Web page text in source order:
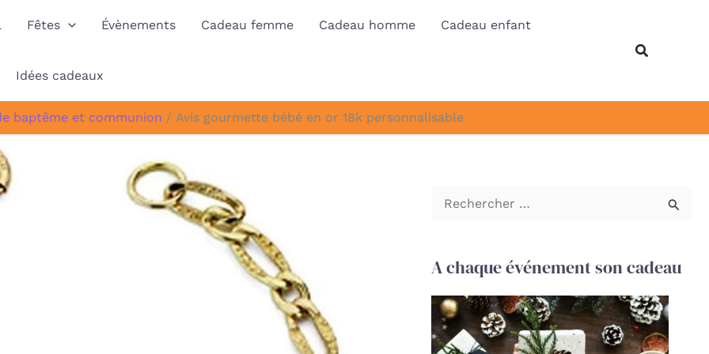
Fêtes Évènements Cadeau femme Cadeau homme Cadeau enfant
Idées cadeaux
baptême et communion Avis gourmette bébé en or 18k personnalisable
c
e
r
A chaque événement son cadeau